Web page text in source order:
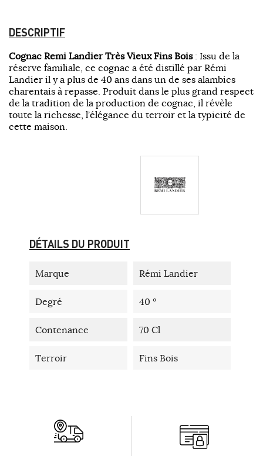
DESCRIPTIF
Cognac Remi Landier Très Vieux Fins Bois: Issu de la
réserve familiale, ce cognac a été distillé par Rémi
Landier il y a plus de 40 ans dans un de ses alambics
charentais à repasse. Produit dans le plus grand respect
de la tradition de la production de cognac, il révèle
toute la richesse, l’élégance du terroir et la typicité de
cette maison.
DÉTAILS DU PRODUIT
Marque Rémi Landier
Degré 40 °
Contenance 70 Cl
Terroir Fins Bois